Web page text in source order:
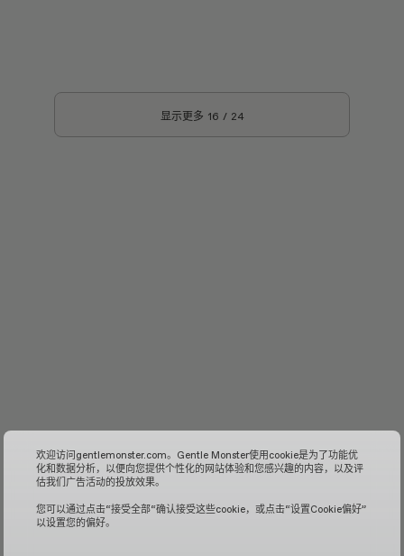
显示更多 16 / 24
欢迎访问gentlemonster.com。Gentle Monster使用cookie是为了功能优
化和数据分析，以便向您提供个性化的网站体验和您感兴趣的内容，以及评
估我们广告活动的投放效果。
您可以通过点击“接受全部“确认接受这些cookie，或点击“设置Cookie偏好”
以设置您的偏好。